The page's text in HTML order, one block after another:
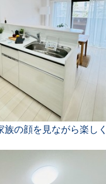
族の顔を見ながら楽し